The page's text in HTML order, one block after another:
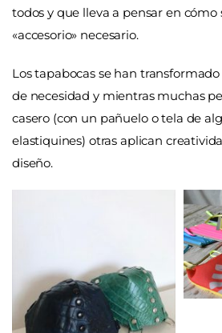
todos y que lleva a pensar en cómo
«accesorio» necesario.
Los tapabocas se han
de necesidad y mientras muchas
casero (con un pañuelo o tela de
elastiquines) otras aplican
diseño.